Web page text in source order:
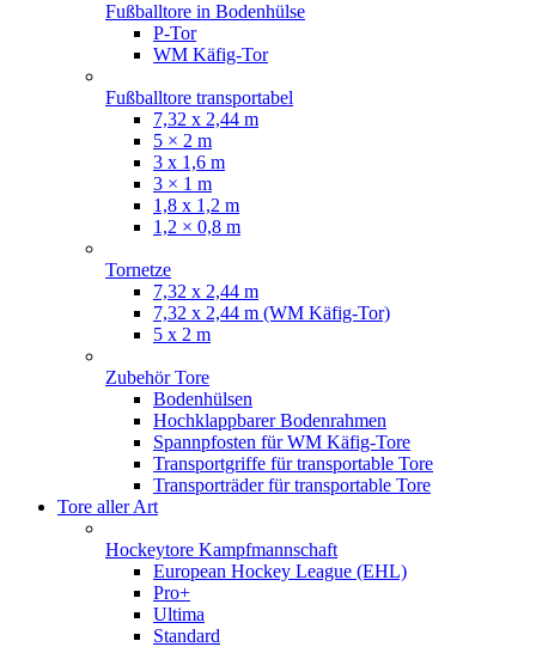
Fußballtore in Bodenhülse
P-Tor
WM Käfig-Tor
Fußballtore transportabel
7,32 x 2,44 m
5 × 2 m
3 x 1,6 m
3 × 1 m
1,8 x 1,2 m
1,2 × 0,8 m
Tornetze
7,32 x 2,44 m
7,32 x 2,44 m (WM Käfig-Tor)
5 x 2 m
Zubehör Tore
Bodenhülsen
Hochklappbarer Bodenrahmen
Spannpfosten für WM Käfig-Tore
Transportgriffe für transportable Tore
Transporträder für transportable Tore
Tore aller Art
Hockeytore Kampfmannschaft
European Hockey League (EHL)
Pro+
Ultima
Standard